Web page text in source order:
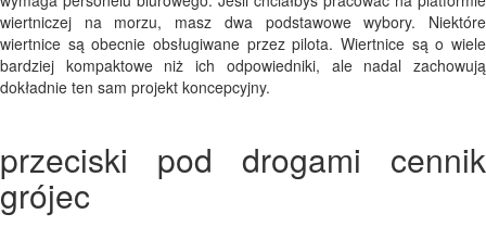
wiertniczej na morzu, masz dwa podstawowe wybory. Niektóre
wiertnice są obecnie obsługiwane przez pilota. Wiertnice są o wiele
bardziej kompaktowe niż ich odpowiedniki, ale nadal zachowują
dokładnie ten sam projekt koncepcyjny.
przeciski pod drogami cennik
grójec